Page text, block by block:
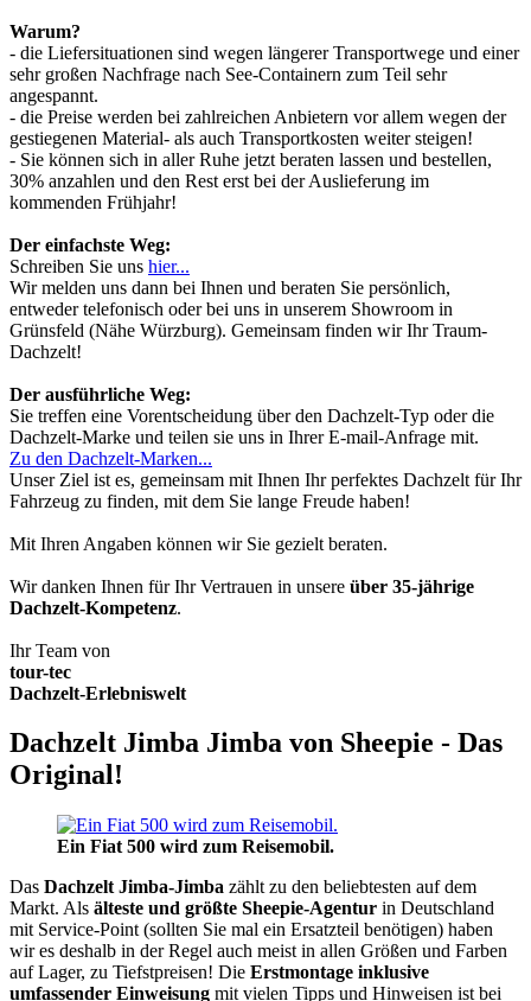
Warum?
- die Liefersituationen sind wegen längerer Transportwege und einer
sehr großen Nachfrage nach See-Containern zum Teil sehr
angespannt.
- die Preise werden bei zahlreichen Anbietern vor allem wegen der
gestiegenen Material- als auch Transportkosten weiter steigen!
- Sie können sich in aller Ruhe jetzt beraten lassen und bestellen,
30% anzahlen und den Rest erst bei der Auslieferung im
kommenden Frühjahr!
Der einfachste Weg:
Schreiben Sie uns hier...
Wir melden uns dann bei Ihnen und beraten Sie persönlich,
entweder telefonisch oder bei uns in unserem Showroom in
Grünsfeld (Nähe Würzburg). Gemeinsam finden wir Ihr Traum-
Dachzelt!
Der ausführliche Weg:
Sie treffen eine Vorentscheidung über den Dachzelt-Typ oder die
Dachzelt-Marke und teilen sie uns in Ihrer E-mail-Anfrage mit.
Zu den Dachzelt-Marken...
Unser Ziel ist es, gemeinsam mit Ihnen Ihr perfektes Dachzelt für Ihr
Fahrzeug zu finden, mit dem Sie lange Freude haben!
Mit Ihren Angaben können wir Sie gezielt beraten.
Wir danken Ihnen für Ihr Vertrauen in unsere über 35-jährige
Dachzelt-Kompetenz.
Ihr Team von
tour-tec
Dachzelt-Erlebniswelt
Dachzelt Jimba Jimba von Sheepie - Das
Original!
Ein Fiat 500 wird zum Reisemobil.
Das Dachzelt Jimba-Jimba zählt zu den beliebtesten auf dem
Markt. Als älteste und größte Sheepie-Agentur in Deutschland
mit Service-Point (sollten Sie mal ein Ersatzteil benötigen) haben
wir es deshalb in der Regel auch meist in allen Größen und Farben
auf Lager, zu Tiefstpreisen! Die Erstmontage inklusive
umfassender Einweisung mit vielen Tipps und Hinweisen ist bei